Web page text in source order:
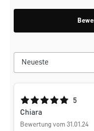
Durchschnittliche5
Chiara
Bewertung vom 31.01.24